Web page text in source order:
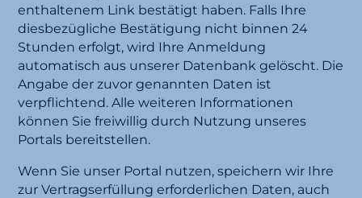
enthaltenem Link bestätigt haben. Falls Ihre
diesbezügliche Bestätigung nicht binnen 24
Stunden erfolgt, wird Ihre Anmeldung
automatisch aus unserer Datenbank gelöscht. Die
Angabe der zuvor genannten Daten ist
verpflichtend. Alle weiteren Informationen
können Sie freiwillig durch Nutzung unseres
Portals bereitstellen.
Wenn Sie unser Portal nutzen, speichern wir Ihre
zur Vertragserfüllung erforderlichen Daten, auch